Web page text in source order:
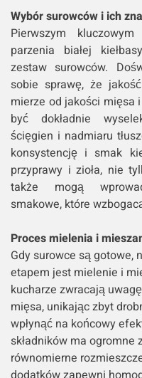
Wybór surowców i ich
Pierwszym
parzenia białej
zestaw surowców.
sobie sprawę, że
mierze od jakości mięsa
być dokładnie
ścięgien i nadmiaru
konsystencję i smak
przyprawy i zioła, nie
także mogą
smakowe, które
Proces mielenia i
Gdy surowce są gotowe,
etapem jest mielenie i
kucharze zwracają
mięsa, unikając zbyt
wpłynąć na końcowy
składników ma ogromne
równomierne